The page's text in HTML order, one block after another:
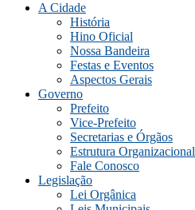
A Cidade
História
Hino Oficial
Nossa Bandeira
Festas e Eventos
Aspectos Gerais
Governo
Prefeito
Vice-Prefeito
Secretarias e Órgãos
Estrutura Organizacional
Fale Conosco
Legislação
Lei Orgânica